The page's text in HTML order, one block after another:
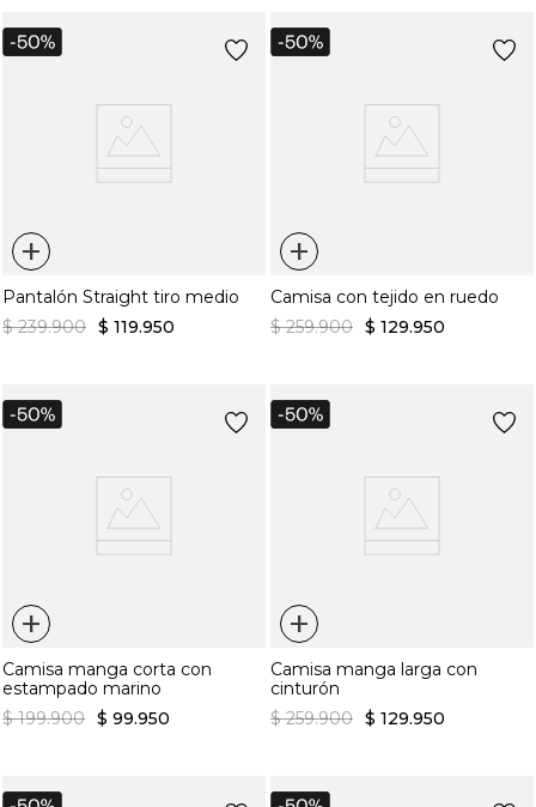
+
Pantalón Straight tiro medio
$ 239.900 $ 119.950
+
Camisa con tejido en ruedo
$ 259.900 $ 129.950
+
Camisa manga corta con
estampado marino
$ 199.900 $ 99.950
+
Camisa manga larga con
cinturón
$ 259.900 $ 129.950